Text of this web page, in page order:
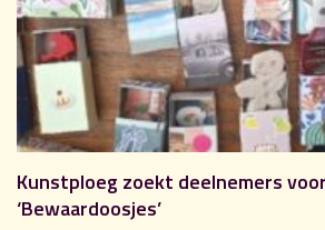
Kunstploeg zoekt deelnemers
‘Bewaardoosjes’